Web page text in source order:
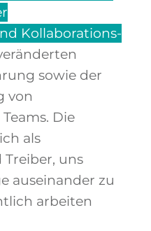
Kollaborations-
sowie der
von
Die
als
uns
auseinander zu
arbeiten